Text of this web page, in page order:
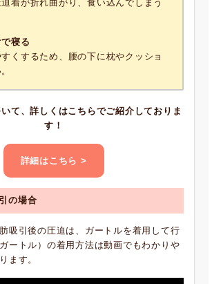
着が折れ曲がり、食い込んでしまう
寝る
くするため、腰の下に枕やクッショ
て、詳しくはこちらでご紹介しておりま
す！
詳細はこちら >
の場合
吸引後の圧迫は、ガートルを着用して行
ートル）の着用方法は動画でもわかりや
ます。